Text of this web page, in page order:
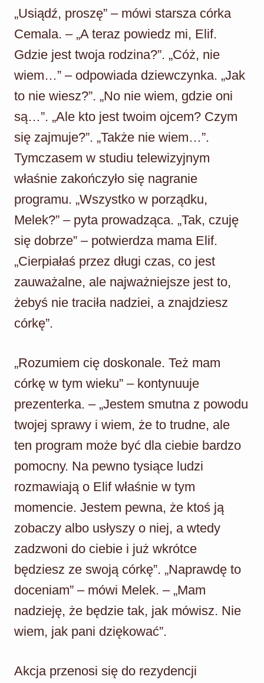
„Usiądź, proszę” – mówi starsza córka
Cemala. – „A teraz powiedz mi, Elif.
Gdzie jest twoja rodzina?”. „Cóż, nie
wiem…” – odpowiada dziewczynka. „Jak
to nie wiesz?”. „No nie wiem, gdzie oni
są…”. „Ale kto jest twoim ojcem? Czym
się zajmuje?”. „Także nie wiem…”.
Tymczasem w studiu telewizyjnym
właśnie zakończyło się nagranie
programu. „Wszystko w porządku,
Melek?” – pyta prowadząca. „Tak, czuję
się dobrze” – potwierdza mama Elif.
„Cierpiałaś przez długi czas, co jest
zauważalne, ale najważniejsze jest to,
żebyś nie traciła nadziei, a znajdziesz
córkę”.
„Rozumiem cię doskonale. Też mam
córkę w tym wieku” – kontynuuje
prezenterka. – „Jestem smutna z powodu
twojej sprawy i wiem, że to trudne, ale
ten program może być dla ciebie bardzo
pomocny. Na pewno tysiące ludzi
rozmawiają o Elif właśnie w tym
momencie. Jestem pewna, że ktoś ją
zobaczy albo usłyszy o niej, a wtedy
zadzwoni do ciebie i już wkrótce
będziesz ze swoją córkę”. „Naprawdę to
doceniam” – mówi Melek. – „Mam
nadzieję, że będzie tak, jak mówisz. Nie
wiem, jak pani dziękować”.
Akcja przenosi się do rezydencji